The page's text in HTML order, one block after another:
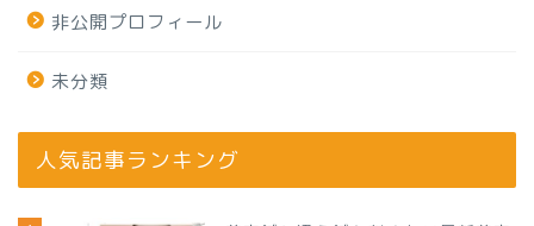
非公開プロフィール
未分類
人気記事ランキング